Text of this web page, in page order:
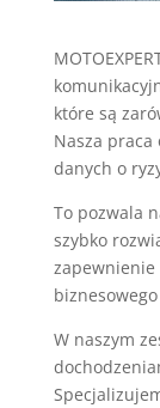
które są
Nasza
danych o
To pozwala
szybko
W naszym